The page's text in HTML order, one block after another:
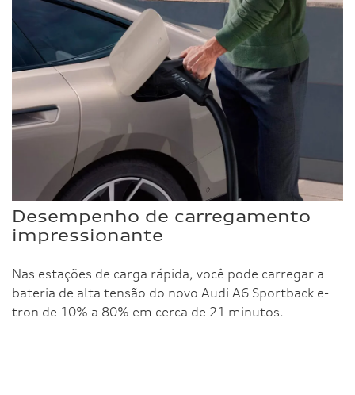
Desempenho de carregamento
impressionante
Nas estações de carga rápida, você pode carregar a
bateria de alta tensão do novo Audi A6 Sportback e-
tron de 10% a 80% em cerca de 21 minutos.